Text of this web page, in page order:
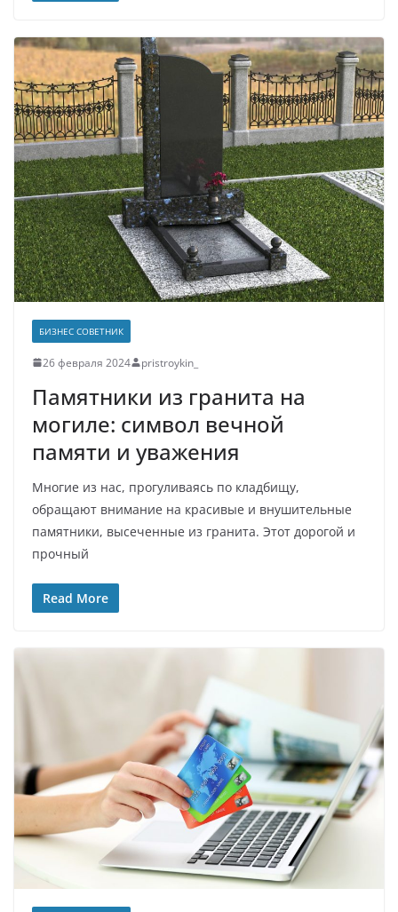
БИЗНЕС СОВЕТНИК
26 февраля 2024 pristroykin_
Памятники из гранита на
могиле: символ вечной
памяти и уважения
Многие из нас, прогуливаясь по кладбищу,
обращают внимание на красивые и внушительные
памятники, высеченные из гранита. Этот дорогой и
прочный
Read More